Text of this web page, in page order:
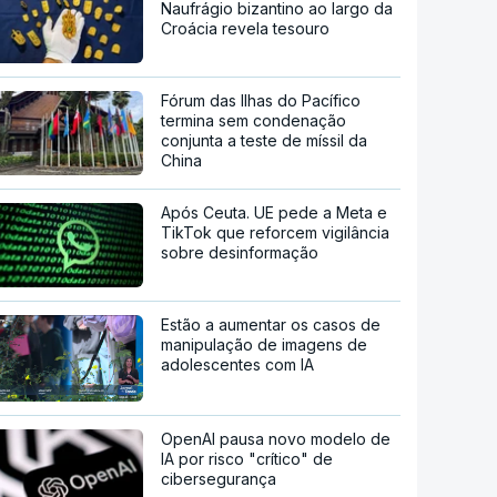
Naufrágio bizantino ao largo da
Croácia revela tesouro
Fórum das Ilhas do Pacífico
termina sem condenação
conjunta a teste de míssil da
China
Após Ceuta. UE pede a Meta e
TikTok que reforcem vigilância
sobre desinformação
Estão a aumentar os casos de
manipulação de imagens de
adolescentes com IA
OpenAI pausa novo modelo de
IA por risco "crítico" de
cibersegurança